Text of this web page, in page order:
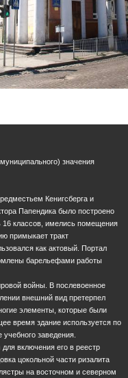
значения
Кенигсберга и
Папендика было построено
классов, имелись помещения
примыкает тракт
как актовый. Портал
барельефами работы
войны. В послевоенное
внешний вид претерпел
элементы, которые были
время здание используется по
заведения.
включения его в реестр
цокольной части ризалита
на восточном и северном